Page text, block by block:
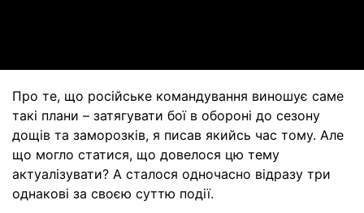
Про те, що російське командування виношує саме
такі плани – затягувати бої в обороні до сезону
дощів та заморозків, я писав якийсь час тому. Але
що могло статися, що довелося цю тему
актуалізувати? А сталося одночасно відразу три
однакові за своєю суттю події.